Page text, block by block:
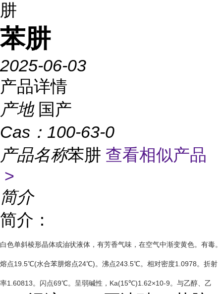
肼
苯肼
2025-06-03
产品详情
产地 国产
Cas： 100-63-0
产品名称苯肼 查看相似产品
>
简介
简介：
白色单斜棱形晶体或油状液体，有芳香气味，在空气中渐变黄色。有毒。
熔点19.5℃(水合苯肼熔点24℃)。沸点243.5℃。相对密度1.0978。折射
率1.60813。闪点69℃。呈弱碱性，Ka(15℃)1.62×10-9。与乙醇、乙